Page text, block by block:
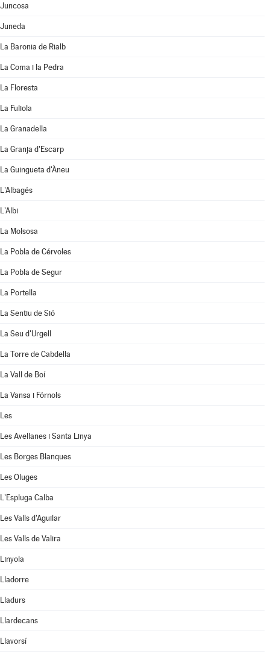
Juncosa
Juneda
La Baronia de Rialb
La Coma i la Pedra
La Floresta
La Fuliola
La Granadella
La Granja d'Escarp
La Guingueta d'Àneu
L'Albagés
L'Albi
La Molsosa
La Pobla de Cérvoles
La Pobla de Segur
La Portella
La Sentiu de Sió
La Seu d'Urgell
La Torre de Cabdella
La Vall de Boí
La Vansa i Fórnols
Les
Les Avellanes i Santa Linya
Les Borges Blanques
Les Oluges
L'Espluga Calba
Les Valls d'Aguilar
Les Valls de Valira
Linyola
Lladorre
Lladurs
Llardecans
Llavorsí